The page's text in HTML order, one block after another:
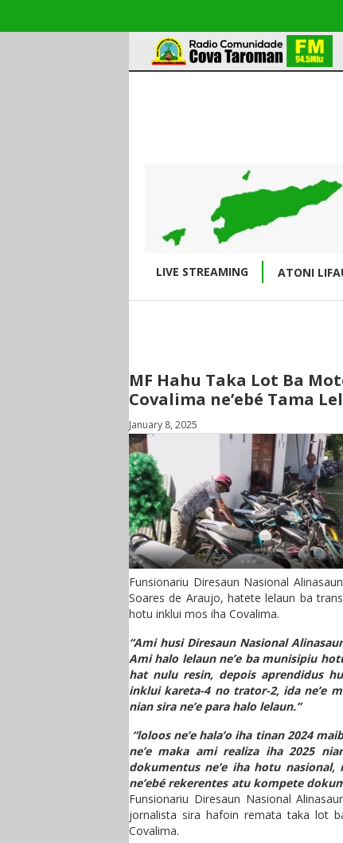
LIVE STREAMING ATONI
MF Hahu Taka Lot Ba
Covalima ne’ebé Tama
January 8, 2025
Funsionariu Diresaun Nasional
Soares de Araujo, hatete lelaun ba
hotu inklui mos iha Covalima.
“Ami husi Diresaun Nasional
Ami halo lelaun ne’e ba munisipiu
hat nulu resin, depois aprendidus
inklui kareta-4 no trator-2, ida ne’e
nian sira ne’e para halo lelaun.”
“loloos ne’e hala’o iha tinan 2024
ne’e maka ami realiza iha 2025
dokumentus ne’e iha hotu
ne’ebé rekerentes atu kompete
Funsionariu Diresaun Nasional
jornalista sira hafoin remata taka lot
Covalima.